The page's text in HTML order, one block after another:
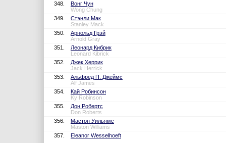
348.
Вонг Чун
Wong Chung
349.
Стэнли Мак
Stanley Mack
350.
Арнольд Грэй
Arnold Gray
351.
Леонард Кибрик
Leonard Kibrick
352.
Джек Херрик
Jack Herrick
353.
Альфред П. Джеймс
Alf James
354.
Кай Робинсон
Ky Robinson
355.
Дон Робертс
Don Roberts
356.
Мастон Уильямс
Maston Williams
357.
Eleanor Wesselhoeft